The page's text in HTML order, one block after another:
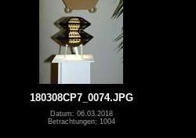
180308CP7_0074.JPG
Datum: 06.03.2018
Betrachtungen: 1004